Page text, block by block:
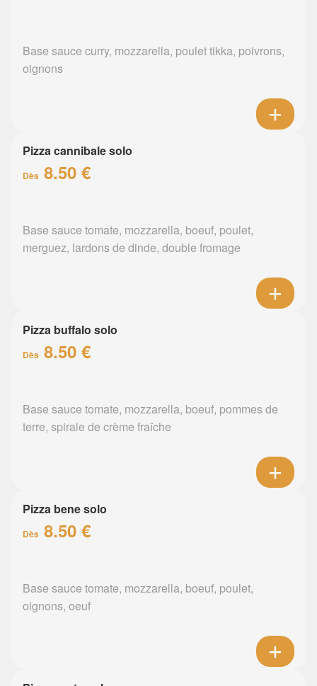
Base sauce curry, mozzarella, poulet tikka, poivrons,
oignons
Pizza cannibale solo
Dès 8.50 €
Base sauce tomate, mozzarella, boeuf, poulet,
merguez, lardons de dinde, double fromage
Pizza buffalo solo
Dès 8.50 €
Base sauce tomate, mozzarella, boeuf, pommes de
terre, spirale de crème fraîche
Pizza bene solo
Dès 8.50 €
Base sauce tomate, mozzarella, boeuf, poulet,
oignons, oeuf